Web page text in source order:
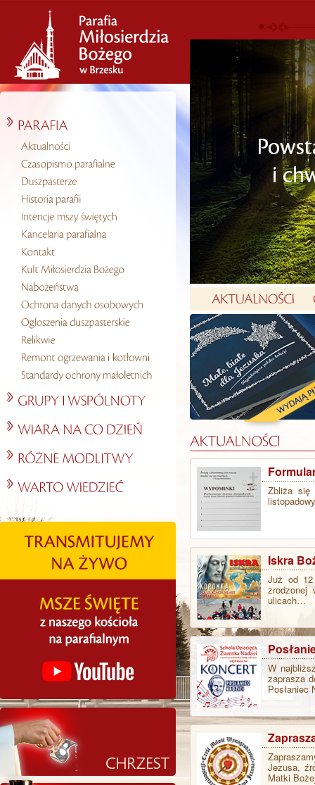
Zbliża się
Iskra
Już od
zrodzonej
ulicach…
W
zaprasza
Jezusa,
Matki